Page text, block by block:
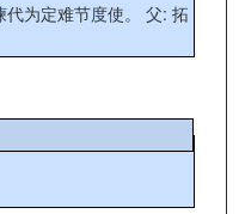
难节度使。 父: 拓